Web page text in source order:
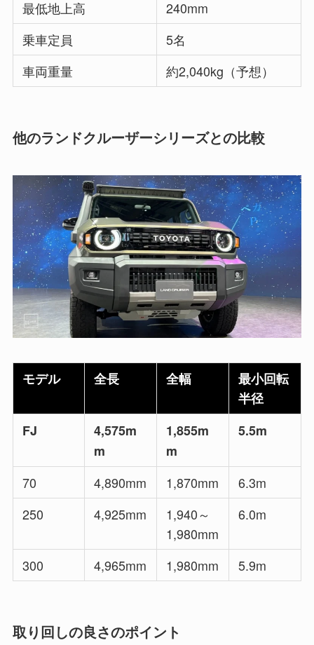
最低地上高
240mm
乗車定員
5名
車両重量
約2,040kg（予想）
他のランドクルーザーシリーズとの比較
モデル 全長 全幅
最小回転
半径
FJ
4,575m
m
1,855m
m
5.5m
70 4,890mm 1,870mm
6.3m
250
4,925mm
1,940～
1,980mm
6.0m
300 4,965mm 1,980mm 5.9m
取り回しの良さのポイント